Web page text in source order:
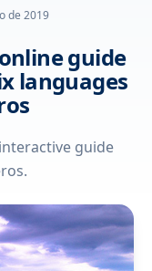
de 2019
guide
languages
guide